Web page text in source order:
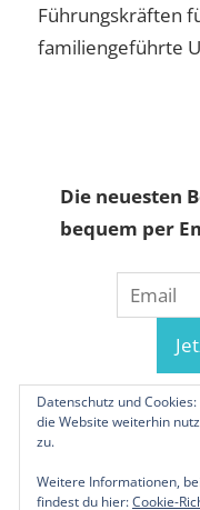
Führungskräften
familiengeführte
Die neuesten
bequem per
Datenschutz und
die Website weiterhin
zu.
Weitere Informationen,
findest du hier:Cookie-